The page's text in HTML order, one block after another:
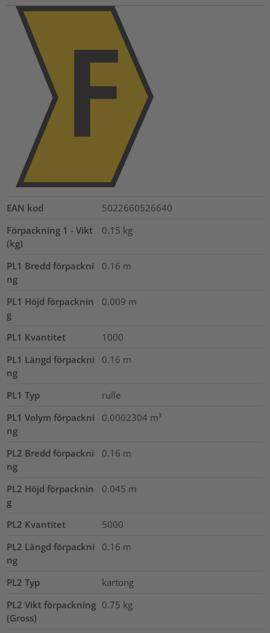
EAN kod
5022660526640
Förpackning 1 - Vikt
(kg)
0.15 kg
PL1 Bredd förpackni
ng
0.16 m
PL1 Höjd förpacknin
g
0.009 m
PL1 Kvantitet
1000
PL1 Längd förpackni
ng
0.16 m
PL1 Typ
rulle
PL1 Volym förpackni
ng
0.0002304 m³
PL2 Bredd förpackni
ng
0.16 m
PL2 Höjd förpacknin
g
0.045 m
PL2 Kvantitet
5000
PL2 Längd förpackni
ng
0.16 m
PL2 Typ
kartong
PL2 Vikt förpackning
(Gross)
0.75 kg